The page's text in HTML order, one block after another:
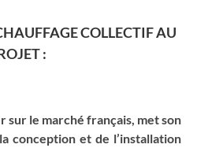
COLLECTIF AU
:
sur le marché français, met son
conception et de l’installation